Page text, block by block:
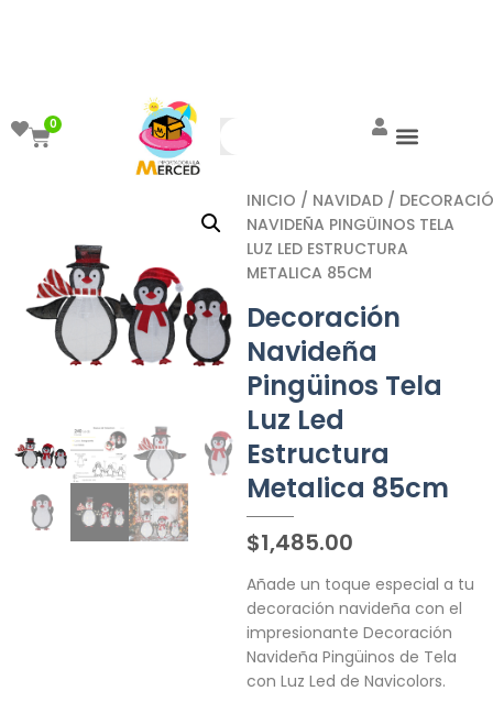
0
INICIO / NAVIDAD /
NAVIDEÑA PINGÜINOS TELA
LUZ LED ESTRUCTURA
METALICA 85CM
Decoración
Navideña
Pingüinos Tela
Luz Led
Estructura
Metalica 85cm
$1,485.00
Añade un toque especial a tu
decoración navideña con el
impresionante Decoración
Navideña Pingüinos de Tela
con Luz Led de Navicolors.